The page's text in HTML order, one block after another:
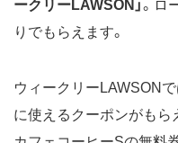
ークリーLAWSON」。ロ
りでもらえます。
ウィークリーLAWSON
に使えるクーポンがもら